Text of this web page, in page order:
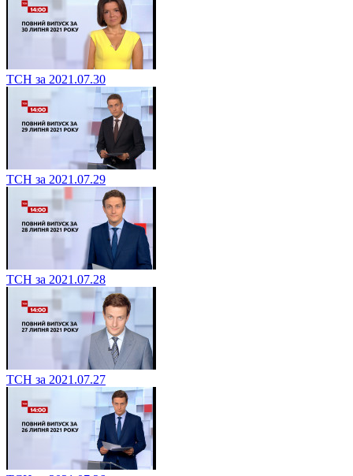
ТСН за 2021.07.30
ТСН за 2021.07.29
ТСН за 2021.07.28
ТСН за 2021.07.27